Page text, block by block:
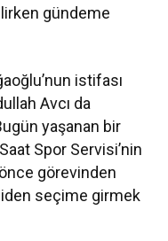
gündeme
istifası
Avcı da
yaşanan bir
Spor Servisi’nin
görevinden
seçime girmek